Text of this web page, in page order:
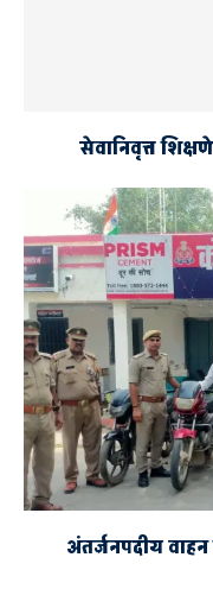
सेवानिवृत्त
अंतर्जनपदीय